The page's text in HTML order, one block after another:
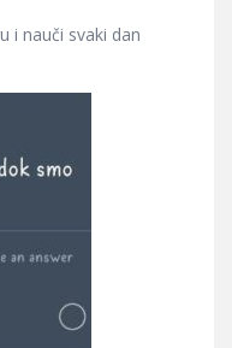
i nauči svaki dan